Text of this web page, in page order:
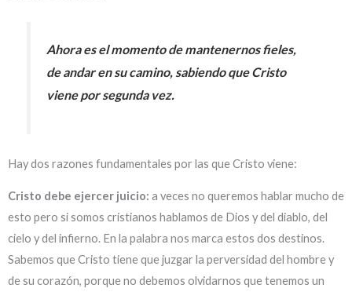
Ahora es el momento de mantenernos fieles,
de andar en su camino, sabiendo que Cristo
viene por segunda vez.
Hay dos razones fundamentales por las que Cristo viene:
Cristo debe ejercer juicio: a veces no queremos hablar mucho de
esto pero si somos cristianos hablamos de Dios y del diablo, del
cielo y del infierno. En la palabra nos marca estos dos destinos.
Sabemos que Cristo tiene que juzgar la perversidad del hombre y
de su corazón, porque no debemos olvidarnos que tenemos un